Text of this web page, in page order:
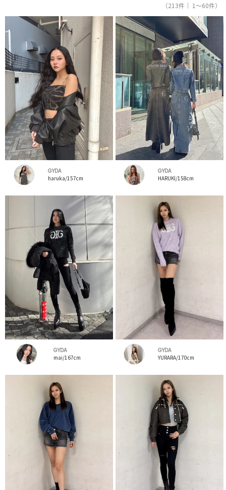
（213件｜ 1～60件）
GYDA
haruka/157cm
GYDA
HARUKI/158cm
GYDA
mai/167cm
GYDA
YURARA/170cm